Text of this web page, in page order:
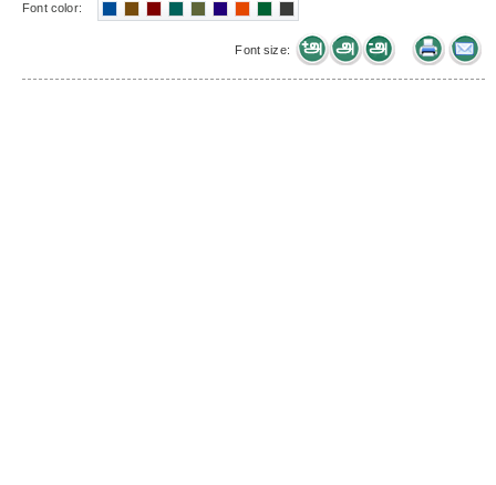
Font color:
Font size: